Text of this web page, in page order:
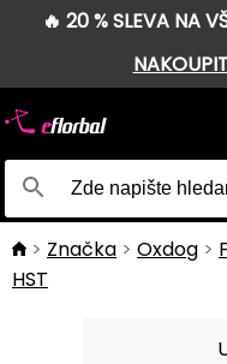
🔥 20 % SLEVA NA
Značka Oxdog
HST